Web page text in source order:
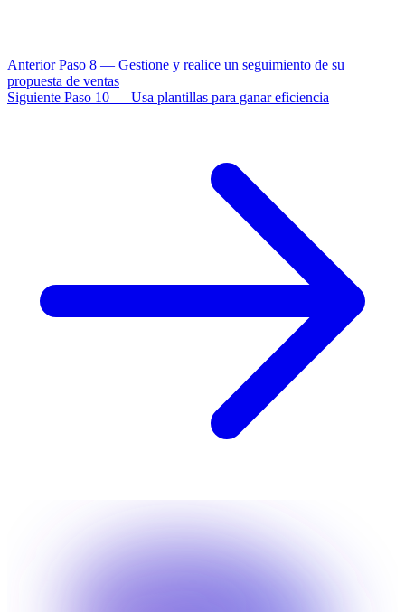
Anterior Paso 8 — Gestione y realice un seguimiento de su
propuesta de ventas
Siguiente Paso 10 — Usa plantillas para ganar eficiencia